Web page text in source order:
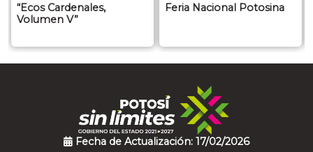
“Ecos Cardenales,
Volumen V”
Feria Nacional Potosina
Fecha de Actualización: 17/02/2026